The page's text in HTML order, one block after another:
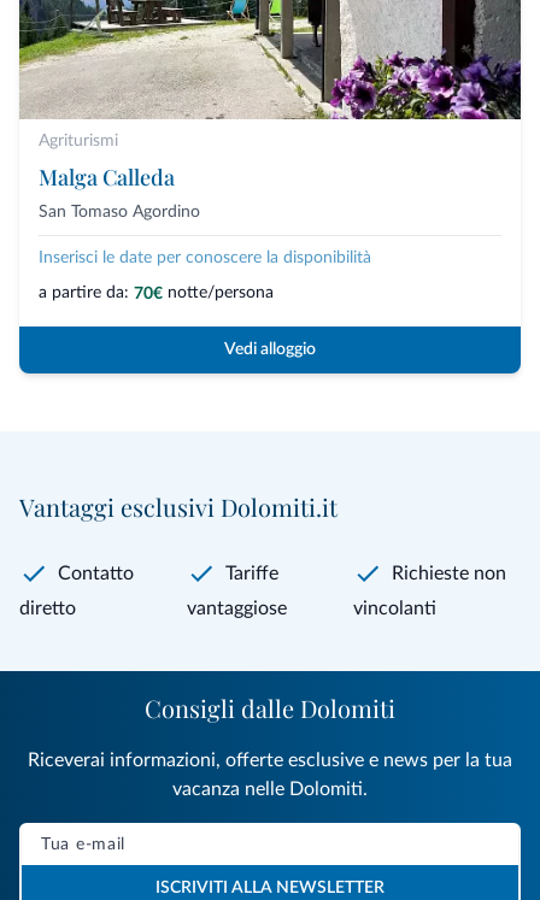
Agriturismi
Malga Calleda
San Tomaso Agordino
Inserisci le date per conoscere la disponibilità
a partire da: 70€ notte/persona
Vedi alloggio
Vantaggi esclusivi Dolomiti.it
Contatto
diretto
Tariffe
vantaggiose
Richieste non
vincolanti
Consigli dalle Dolomiti
Riceverai informazioni, offerte esclusive e news per la tua
vacanza nelle Dolomiti.
ISCRIVITI ALLA NEWSLETTER